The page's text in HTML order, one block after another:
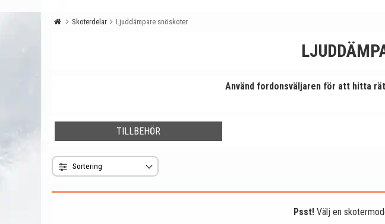
Skoterdelar Ljuddämpare snöskoter
Använd fordonsväljaren för att hitta
TILLBEHÖR
Psst!Välj en